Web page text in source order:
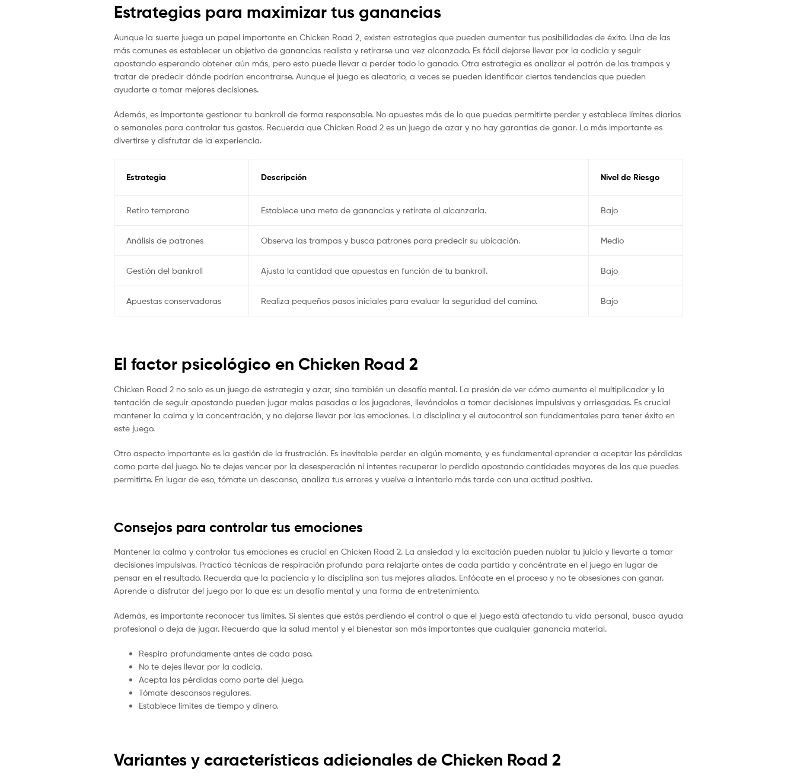
Estrategias para maximizar tus ganancias
Aunque la suerte juega un papel importante en Chicken Road 2, existen estrategias que pueden aumentar tus posibilidades de éxito. Una de las
más comunes es establecer un objetivo de ganancias realista y retirarse una vez alcanzado. Es fácil dejarse llevar por la codicia y seguir
apostando esperando obtener aún más, pero esto puede llevar a perder todo lo ganado. Otra estrategia es analizar el patrón de las trampas y
tratar de predecir dónde podrían encontrarse. Aunque el juego es aleatorio, a veces se pueden identificar ciertas tendencias que pueden
ayudarte a tomar mejores decisiones.
Además, es importante gestionar tu bankroll de forma responsable. No apuestes más de lo que puedas permitirte perder y establece límites diarios
o semanales para controlar tus gastos. Recuerda que Chicken Road 2 es un juego de azar y no hay garantías de ganar. Lo más importante es
divertirse y disfrutar de la experiencia.
Estrategia Descripción Nivel de Riesgo
Retiro temprano Establece una meta de ganancias y retírate al alcanzarla. Bajo
Análisis de patrones Observa las trampas y busca patrones para predecir su ubicación. Medio
Gestión del bankroll Ajusta la cantidad que apuestas en función de tu bankroll. Bajo
Apuestas conservadoras Realiza pequeños pasos iniciales para evaluar la seguridad del camino. Bajo
El factor psicológico en Chicken Road 2
Chicken Road 2 no solo es un juego de estrategia y azar, sino también un desafío mental. La presión de ver cómo aumenta el multiplicador y la
tentación de seguir apostando pueden jugar malas pasadas a los jugadores, llevándolos a tomar decisiones impulsivas y arriesgadas. Es crucial
mantener la calma y la concentración, y no dejarse llevar por las emociones. La disciplina y el autocontrol son fundamentales para tener éxito en
este juego.
Otro aspecto importante es la gestión de la frustración. Es inevitable perder en algún momento, y es fundamental aprender a aceptar las pérdidas
como parte del juego. No te dejes vencer por la desesperación ni intentes recuperar lo perdido apostando cantidades mayores de las que puedes
permitirte. En lugar de eso, tómate un descanso, analiza tus errores y vuelve a intentarlo más tarde con una actitud positiva.
Consejos para controlar tus emociones
Mantener la calma y controlar tus emociones es crucial en Chicken Road 2. La ansiedad y la excitación pueden nublar tu juicio y llevarte a tomar
decisiones impulsivas. Practica técnicas de respiración profunda para relajarte antes de cada partida y concéntrate en el juego en lugar de
pensar en el resultado. Recuerda que la paciencia y la disciplina son tus mejores aliados. Enfócate en el proceso y no te obsesiones con ganar.
Aprende a disfrutar del juego por lo que es: un desafío mental y una forma de entretenimiento.
Además, es importante reconocer tus límites. Si sientes que estás perdiendo el control o que el juego está afectando tu vida personal, busca ayuda
profesional o deja de jugar. Recuerda que la salud mental y el bienestar son más importantes que cualquier ganancia material.
Respira profundamente antes de cada paso.
No te dejes llevar por la codicia.
Acepta las pérdidas como parte del juego.
Tómate descansos regulares.
Establece límites de tiempo y dinero.
Variantes y características adicionales de Chicken Road 2